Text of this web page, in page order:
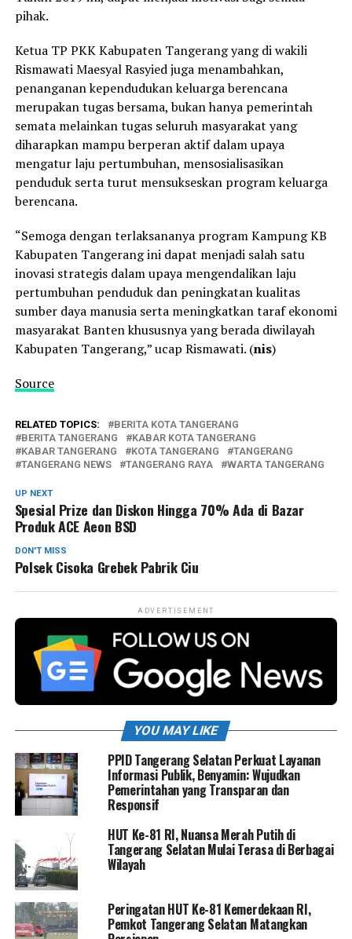
pihak.
Ketua TP PKK Kabupaten Tangerang yang di wakili
Rismawati Maesyal Rasyied juga menambahkan,
penanganan kependudukan keluarga berencana
merupakan tugas bersama, bukan hanya pemerintah
semata melainkan tugas seluruh masyarakat yang
diharapkan mampu berperan aktif dalam upaya
mengatur laju pertumbuhan, mensosialisasikan
penduduk serta turut mensukseskan program keluarga
berencana.
“Semoga dengan terlaksananya program Kampung KB
Kabupaten Tangerang ini dapat menjadi salah satu
inovasi strategis dalam upaya mengendalikan laju
pertumbuhan penduduk dan peningkatan kualitas
sumber daya manusia serta meningkatkan taraf ekonomi
masyarakat Banten khususnya yang berada diwilayah
Kabupaten Tangerang,” ucap Rismawati. (nis)
Source
RELATED TOPICS:
BERITA KOTA TANGERANG
BERITA TANGERANG
KABAR KOTA TANGERANG
KABAR TANGERANG
KOTA TANGERANG
TANGERANG
TANGERANG NEWS
TANGERANG RAYA WARTA TANGERANG
UP NEXT
Spesial Prize dan Diskon Hingga 70% Ada di Bazar
Produk ACE Aeon BSD
DON'T MISS
Polsek Cisoka Grebek Pabrik Ciu
ADVERTISEMENT
YOU MAY LIKE
PPID Tangerang Selatan Perkuat Layanan
Informasi Publik, Benyamin: Wujudkan
Pemerintahan yang Transparan dan
Responsif
HUT Ke-81 RI, Nuansa Merah Putih di
Tangerang Selatan Mulai Terasa di Berbagai
Wilayah
Peringatan HUT Ke-81 Kemerdekaan RI,
Pemkot Tangerang Selatan Matangkan